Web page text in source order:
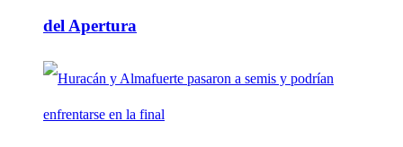
del Apertura